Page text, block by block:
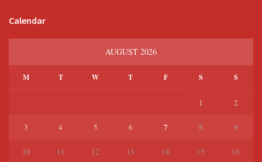
Calendar
AUGUST 2026
M T W T F S S
1 2
3 4 5 6 7 8 9
10 11 12 13 14 15 16